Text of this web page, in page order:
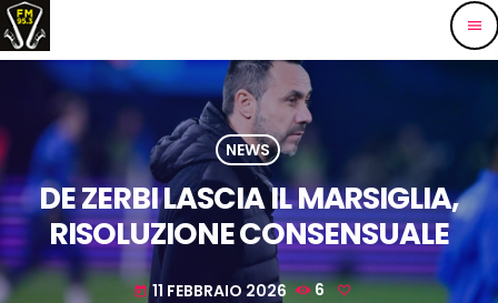
menu
NEWS
DE ZERBI LASCIA IL MARSIGLIA,
RISOLUZIONE CONSENSUALE
today 11 FEBBRAIO 2026 6